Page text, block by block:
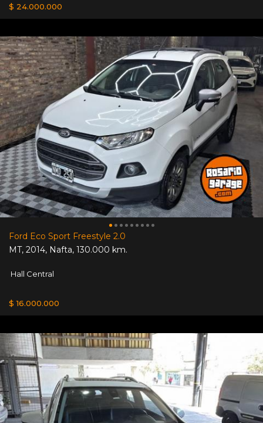
$ 24.000.000
Ford Eco Sport Freestyle 2.0
MT, 2014, Nafta, 130.000 km.
Hall Central
$ 16.000.000